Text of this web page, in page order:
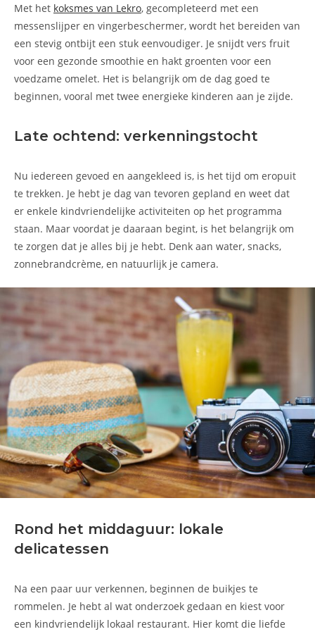
Met het koksmes van Lekro, gecompleteerd met een
messenslijper en vingerbeschermer, wordt het bereiden van
een stevig ontbijt een stuk eenvoudiger. Je snijdt vers fruit
voor een gezonde smoothie en hakt groenten voor een
voedzame omelet. Het is belangrijk om de dag goed te
beginnen, vooral met twee energieke kinderen aan je zijde.
Late ochtend: verkenningstocht
Nu iedereen gevoed en aangekleed is, is het tijd om eropuit
te trekken. Je hebt je dag van tevoren gepland en weet dat
er enkele kindvriendelijke activiteiten op het programma
staan. Maar voordat je daaraan begint, is het belangrijk om
te zorgen dat je alles bij je hebt. Denk aan water, snacks,
zonnebrandcrème, en natuurlijk je camera.
Rond het middaguur: lokale
delicatessen
Na een paar uur verkennen, beginnen de buikjes te
rommelen. Je hebt al wat onderzoek gedaan en kiest voor
een kindvriendelijk lokaal restaurant. Hier komt die liefde